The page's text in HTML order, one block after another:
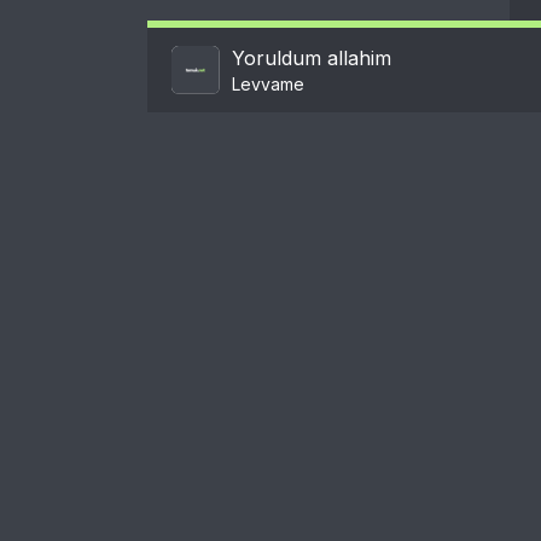
Yoruldum allahim
Levvame